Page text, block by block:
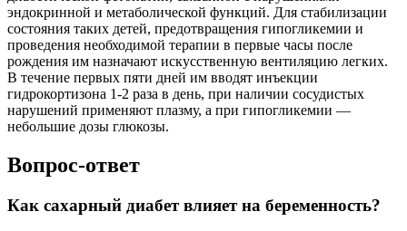
эндокринной и метаболической функций. Для стабилизации
состояния таких детей, предотвращения гипогликемии и
проведения необходимой терапии в первые часы после
рождения им назначают искусственную вентиляцию легких.
В течение первых пяти дней им вводят инъекции
гидрокортизона 1-2 раза в день, при наличии сосудистых
нарушений применяют плазму, а при гипогликемии —
небольшие дозы глюкозы.
Вопрос-ответ
Как сахарный диабет влияет на беременность?